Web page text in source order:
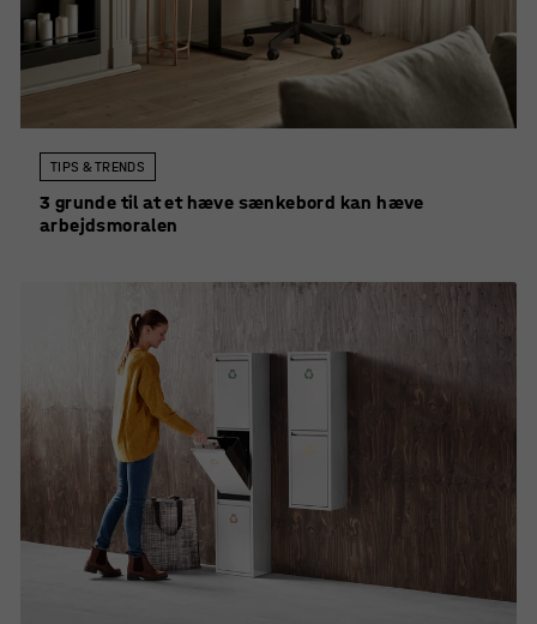
TIPS & TRENDS
3 grunde til at et hæve sænkebord kan hæve
arbejdsmoralen